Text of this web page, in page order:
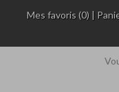
Mes favoris (0) |